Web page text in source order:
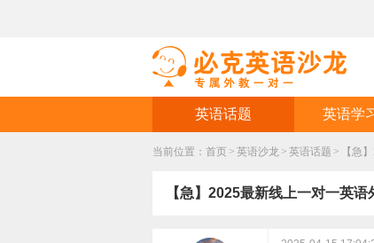
英语话题 英语学
当前位置： 首页 > 英语沙龙 > 英语话题 > 【急
【急】2025最新线上一对一英